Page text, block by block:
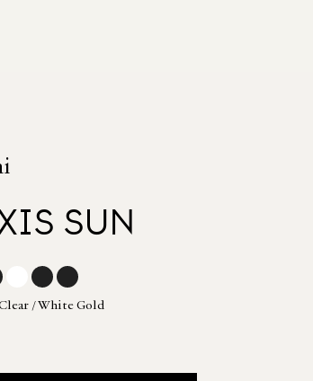
SUN
/ White Gold